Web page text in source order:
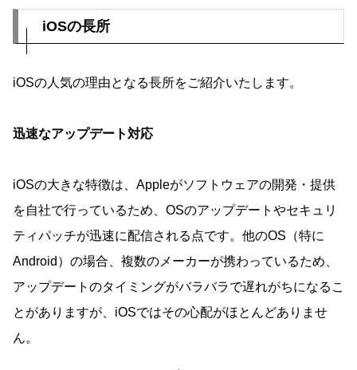
iOSの長所
iOSの人気の理由となる長所をご紹介いたします。
迅速なアップデート対応
iOSの大きな特徴は、Appleがソフトウェアの開発・提供
を自社で行っているため、OSのアップデートやセキュリ
ティパッチが迅速に配信される点です。他のOS（特に
Android）の場合、複数のメーカーが携わっているため、
アップデートのタイミングがバラバラで遅れがちになるこ
とがありますが、iOSではその心配がほとんどありませ
ん。